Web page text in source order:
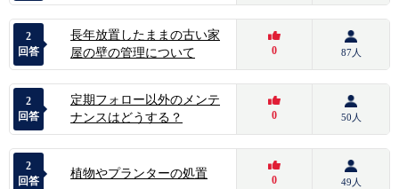
2
回答
長年放置したままの古い家
屋の壁の管理について
0 87人
2
回答
定期フォロー以外のメンテ
ナンスはどうする？
0 50人
2
回答
植物やプランターの処置 0 49人